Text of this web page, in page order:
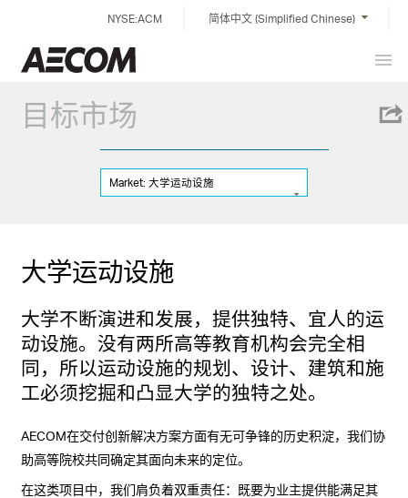
content
NYSE:ACM 简体中文 (Simplified Chinese)
目标市场
Market: 大学运动设施
大学运动设施
大学不断演进和发展，提供独特、宜人的运
动设施。没有两所高等教育机构会完全相
同，所以运动设施的规划、设计、建筑和施
工必须挖掘和凸显大学的独特之处。
AECOM在交付创新解决方案方面有无可争锋的历史积淀，我们协
助高等院校共同确定其面向未来的定位。
在这类项目中，我们肩负着双重责任：既要为业主提供能满足其